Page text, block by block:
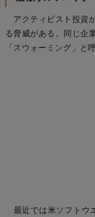
アクティビスト投資
る脅威がある。同じ企
「スウォーミング」と
最近では米ソフトウ